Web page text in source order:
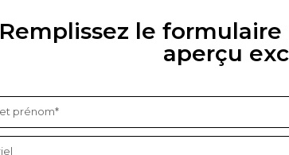
Remplissez le
aperçu